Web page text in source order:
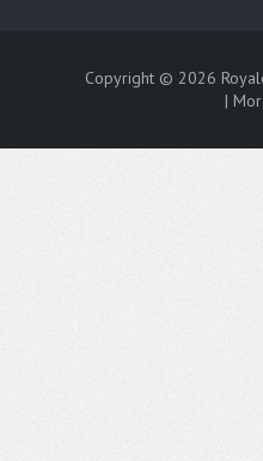
Copyright © 2026
|